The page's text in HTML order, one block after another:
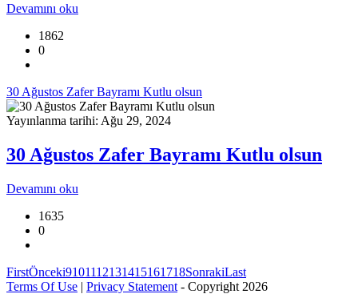
Devamını oku
1862
0
30 Ağustos Zafer Bayramı Kutlu olsun
Yayınlanma tarihi: Ağu 29, 2024
30 Ağustos Zafer Bayramı Kutlu olsun
Devamını oku
1635
0
FirstÖnceki9101112131415161718SonrakiLast
Terms Of Use | Privacy Statement - Copyright 2026